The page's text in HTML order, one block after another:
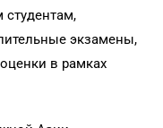
экзамены,
в рамках